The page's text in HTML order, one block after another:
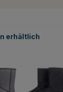
erhältlich